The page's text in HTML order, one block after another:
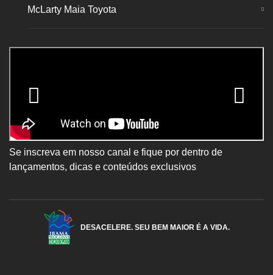
McLarty Maia Toyota
Se inscreva em nosso canal e fique por dentro de
lançamentos, dicas e conteúdos exclusivos
DESACELERE. SEU BEM MAIOR É A VIDA.